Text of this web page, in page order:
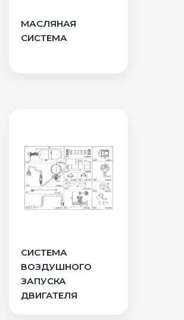
МАСЛЯНАЯ
СИСТЕМА
СИСТЕМА
ВОЗДУШНОГО
ЗАПУСКА
ДВИГАТЕЛЯ